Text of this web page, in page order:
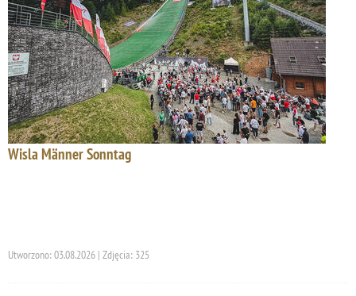
Wisla Männer Sonntag
Utworzono: 03.08.2026 | Zdjęcia: 325